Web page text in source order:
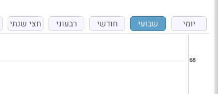
יומי שבועי חודשי רבעוני חצי שנתי